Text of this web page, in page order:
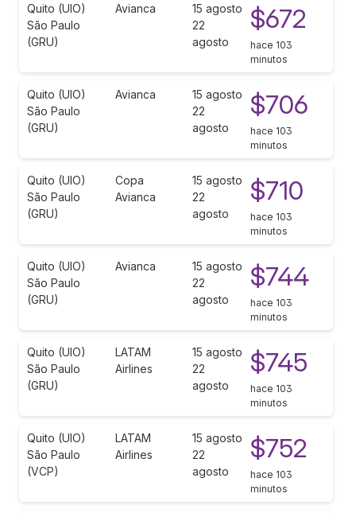
Quito (UIO)
São Paulo
(GRU)
Avianca
15 agosto
22
agosto
$672
hace 103
minutos
Quito (UIO)
São Paulo
(GRU)
Avianca
15 agosto
22
agosto
$706
hace 103
minutos
Quito (UIO)
São Paulo
(GRU)
Copa
Avianca
15 agosto
22
agosto
$710
hace 103
minutos
Quito (UIO)
São Paulo
(GRU)
Avianca
15 agosto
22
agosto
$744
hace 103
minutos
Quito (UIO)
São Paulo
(GRU)
LATAM
Airlines
15 agosto
22
agosto
$745
hace 103
minutos
Quito (UIO)
São Paulo
(VCP)
LATAM
Airlines
15 agosto
22
agosto
$752
hace 103
minutos